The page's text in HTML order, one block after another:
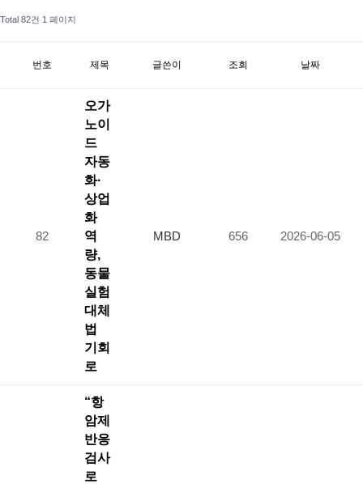
Total 82건 1 페이지
번호 제목 글쓴이 조회 날짜
82
오가
노이
드
자동
화·
상업
화
역
량,
동물
실험
대체
법
기회
로
MBD 656 2026-06-05
“항
암제
반응
검사
로